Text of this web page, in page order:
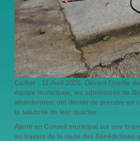
Carbet - 11 Avril 2025. Devant l’inertie
équipe municipale, les administrés de
abandonnés, ont décidé de prendre en
la salubrité de leur quartier.
Alerté en Conseil municipal sur une
au travers de la route des Bénédictines